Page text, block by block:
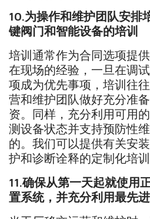
10.为操作和维护团队安排
键阀门和智能设备的培训
培训通常作为合同选项提
在现场的经验，一旦在调
项成为优先事项，培训往
营和维护团队做好充分准
资。同样，充分利用可用
测设备状态并支持预防性
的。我们可以提供有关安
护和诊断诠释的定制化培训
11.确保从第一天起就使用
置系统，并充分利用最先